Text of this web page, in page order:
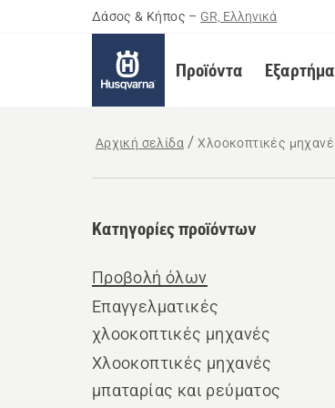
Δάσος & Κήπος – GR, Ελληνικά
Προϊόντα
Αρχική σελίδα Χλοοκοπτικές
Κατηγορίες προϊόντων
Προβολή όλων
Επαγγελματικές
χλοοκοπτικές μηχανές
Χλοοκοπτικές μηχανές
μπαταρίας και ρεύματος